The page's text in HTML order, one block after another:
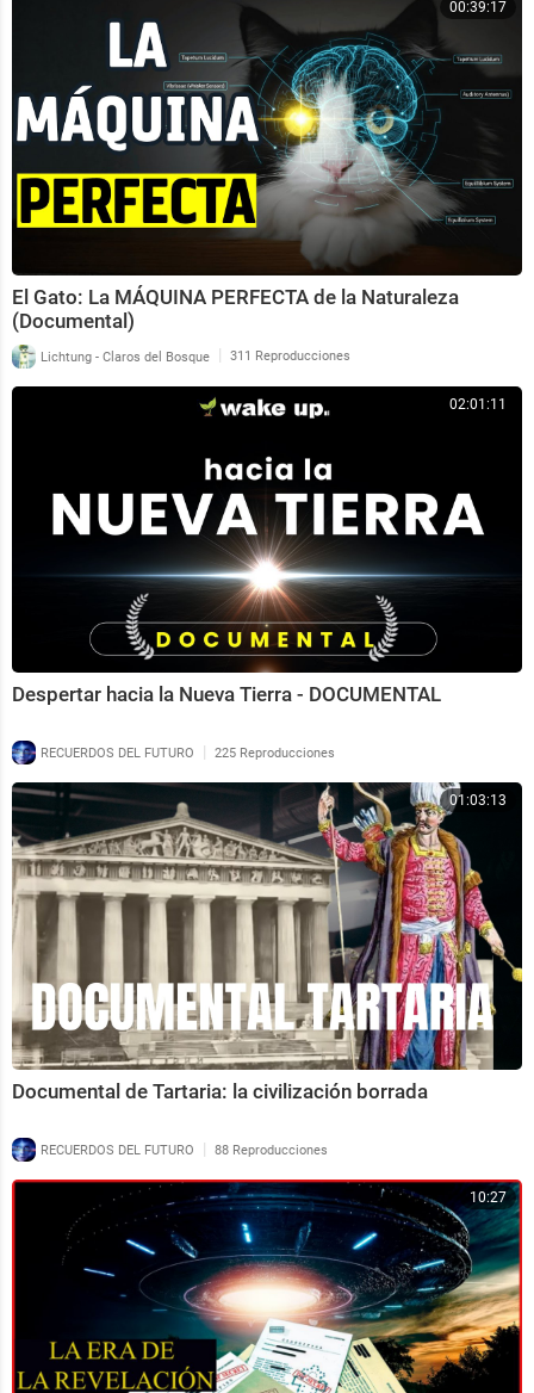
00:39:17
El Gato: La MÁQUINA PERFECTA de la Naturaleza
(Documental)
Lichtung - Claros del Bosque | 311 Reproducciones
02:01:11
Despertar hacia la Nueva Tierra - DOCUMENTAL
RECUERDOS DEL FUTURO | 225 Reproducciones
01:03:13
Documental de Tartaria: la civilización borrada
RECUERDOS DEL FUTURO | 88 Reproducciones
10:27